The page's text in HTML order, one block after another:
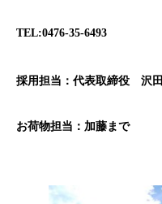
TEL:0476-35-6493
採用担当：代表取締役 沢田
お荷物担当：加藤まで